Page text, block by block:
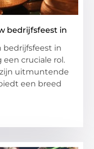
bedrijfsfeest in
bedrijfsfeest in
cruciale rol.
uitmuntende
een breed